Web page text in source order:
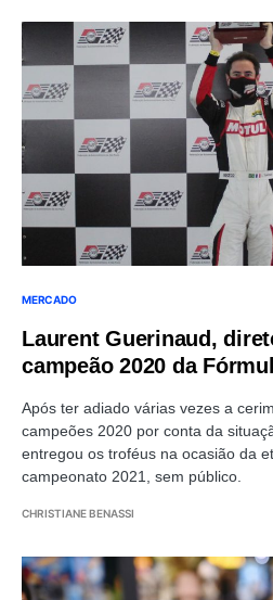
MERCADO
Laurent Guerinaud,
campeão 2020 da
Após ter adiado várias vezes a
campeões 2020 por conta da
entregou os troféus na ocasião da
campeonato 2021, sem público.
CHRISTIANE BENASSI